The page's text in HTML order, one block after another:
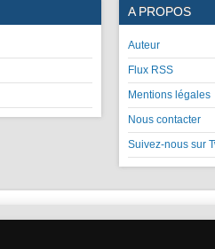
A PROPOS
Auteur
Flux RSS
Mentions légales
Nous contacter
Suivez-nous sur